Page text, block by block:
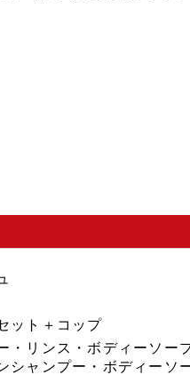
ット＋コップ
・リンス・ボディーソー
シャンプー・ボディーソ